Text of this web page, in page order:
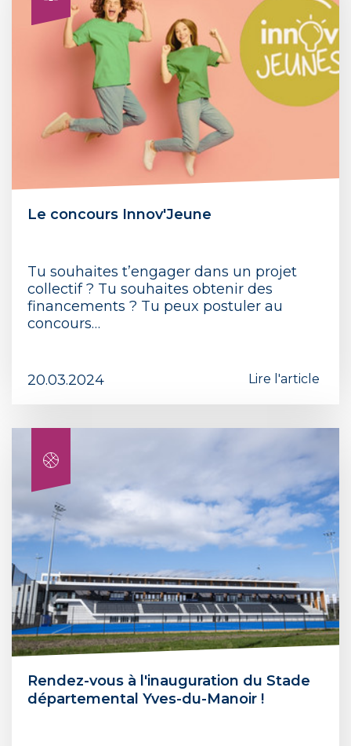
Le concours Innov'Jeune
Tu souhaites t’engager dans un projet
collectif ? Tu souhaites obtenir des
financements ? Tu peux postuler au
concours…
20.03.2024 Lire l'article
Rendez-vous à l'inauguration du Stade
départemental Yves-du-Manoir !